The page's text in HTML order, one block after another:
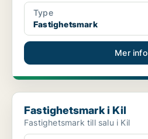
Type
Fastighetsmark
Mer info
Fastighetsmark i Kil
Fastighetsmark i Kil
Fastighetsmark till salu i Kil